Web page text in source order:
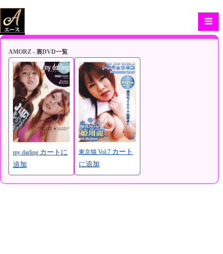
AMORZ - 裏DVD一覧
my darling カートに
追加
東京猫 Vol.7 カート
に追加